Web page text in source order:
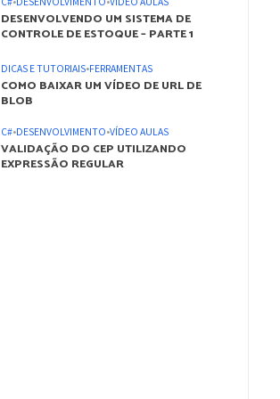
DESENVOLVENDO UM SISTEMA DE
CONTROLE DE ESTOQUE – PARTE 1
DICAS E TUTORIAIS•FERRAMENTAS
COMO BAIXAR UM VÍDEO DE URL DE
BLOB
C#•DESENVOLVIMENTO•VÍDEO AULAS
VALIDAÇÃO DO CEP UTILIZANDO
EXPRESSÃO REGULAR